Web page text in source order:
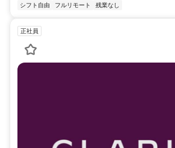
シフト自由 フルリモート 残業なし
正社員